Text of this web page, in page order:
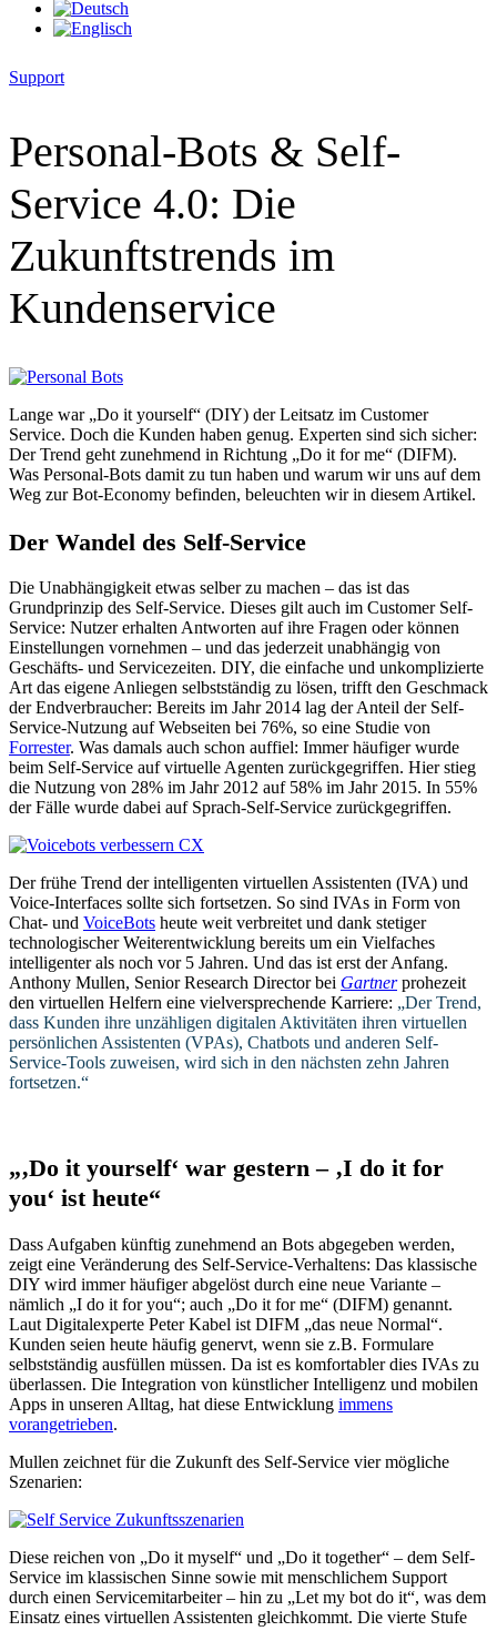
Support
Personal-Bots & Self-
Service 4.0: Die
Zukunftstrends im
Kundenservice
Lange war „Do it yourself“ (DIY) der Leitsatz im Customer
Service. Doch die Kunden haben genug. Experten sind sich sicher:
Der Trend geht zunehmend in Richtung „Do it for me“ (DIFM).
Was Personal-Bots damit zu tun haben und warum wir uns auf dem
Weg zur Bot-Economy befinden, beleuchten wir in diesem Artikel.
Der Wandel des Self-Service
Die Unabhängigkeit etwas selber zu machen – das ist das
Grundprinzip des Self-Service. Dieses gilt auch im Customer Self-
Service: Nutzer erhalten Antworten auf ihre Fragen oder können
Einstellungen vornehmen – und das jederzeit unabhängig von
Geschäfts- und Servicezeiten. DIY, die einfache und unkomplizierte
Art das eigene Anliegen selbstständig zu lösen, trifft den Geschmack
der Endverbraucher: Bereits im Jahr 2014 lag der Anteil der Self-
Service-Nutzung auf Webseiten bei 76%, so eine Studie von
Forrester. Was damals auch schon auffiel: Immer häufiger wurde
beim Self-Service auf virtuelle Agenten zurückgegriffen. Hier stieg
die Nutzung von 28% im Jahr 2012 auf 58% im Jahr 2015. In 55%
der Fälle wurde dabei auf Sprach-Self-Service zurückgegriffen.
Der frühe Trend der intelligenten virtuellen Assistenten (IVA) und
Voice-Interfaces sollte sich fortsetzen. So sind IVAs in Form von
Chat- und VoiceBots heute weit verbreitet und dank stetiger
technologischer Weiterentwicklung bereits um ein Vielfaches
intelligenter als noch vor 5 Jahren. Und das ist erst der Anfang.
Anthony Mullen, Senior Research Director bei Gartnerprohezeit
den virtuellen Helfern eine vielversprechende Karriere: „Der Trend,
dass Kunden ihre unzähligen digitalen Aktivitäten ihren virtuellen
persönlichen Assistenten (VPAs), Chatbots und anderen Self-
Service-Tools zuweisen, wird sich in den nächsten zehn Jahren
fortsetzen.“
„‚Do it yourself‘ war gestern – ‚I do it for
you‘ ist heute“
Dass Aufgaben künftig zunehmend an Bots abgegeben werden,
zeigt eine Veränderung des Self-Service-Verhaltens: Das klassische
DIY wird immer häufiger abgelöst durch eine neue Variante –
nämlich „I do it for you“; auch „Do it for me“ (DIFM) genannt.
Laut Digitalexperte Peter Kabel ist DIFM „das neue Normal“.
Kunden seien heute häufig genervt, wenn sie z.B. Formulare
selbstständig ausfüllen müssen. Da ist es komfortabler dies IVAs zu
überlassen. Die Integration von künstlicher Intelligenz und mobilen
Apps in unseren Alltag, hat diese Entwicklung immens
vorangetrieben.
Mullen zeichnet für die Zukunft des Self-Service vier mögliche
Szenarien:
Diese reichen von „Do it myself“ und „Do it together“ – dem Self-
Service im klassischen Sinne sowie mit menschlichem Support
durch einen Servicemitarbeiter – hin zu „Let my bot do it“, was dem
Einsatz eines virtuellen Assistenten gleichkommt. Die vierte Stufe
Tenios Support DE EN